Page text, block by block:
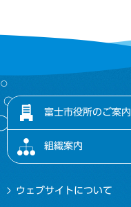
富士市役所のご案内
組織案内
ウェブサイトについて